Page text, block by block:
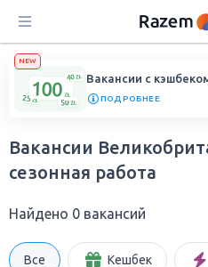
NEW
Вакансии с
ПОДРОБНЕЕ
Вакансии
сезонная работа
Найдено 0 вакансий
Все Кешбек